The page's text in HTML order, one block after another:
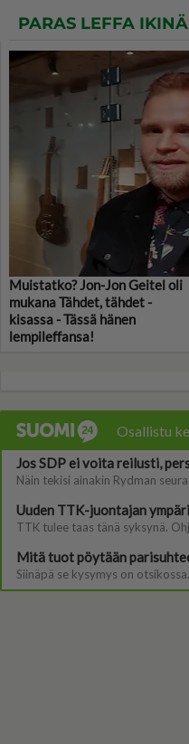
PARAS LEFFA IKINÄ
Muistatko? Jon-Jon Geitel oli
mukana Tähdet, tähdet -
kisassa - Tässä hänen
lempileffansa!